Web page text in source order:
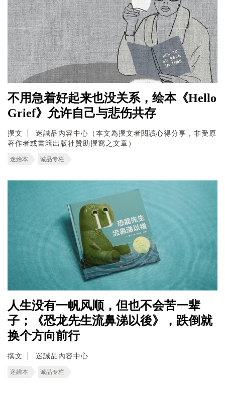
不用急着好起来也没关系，绘本《Hello
Grief》允许自己与悲伤共存
撰文
迷誠品內容中心（本文為撰文者閱讀心得分享，非受原
著作者或書籍出版社贊助撰寫之文章）
迷繪本 诚品专栏
人生没有一帆风顺，但也不会苦一辈
子；《恐龙先生流鼻涕以後》，跌倒就
换个方向前行
撰文 迷誠品內容中心
迷繪本 诚品专栏